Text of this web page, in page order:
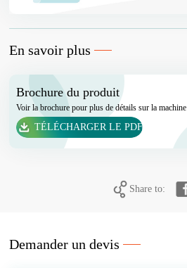
En savoir plus
Brochure du produit
Voir la brochure pour plus de détails sur la machine
TÉLÉCHARGER LE PDF
Share to:
Demander un devis